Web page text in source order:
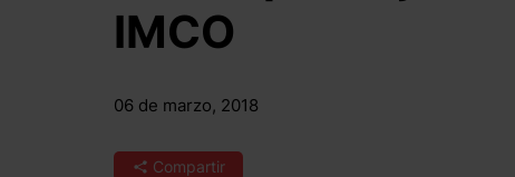
IMCO
06 de marzo, 2018
Compartir